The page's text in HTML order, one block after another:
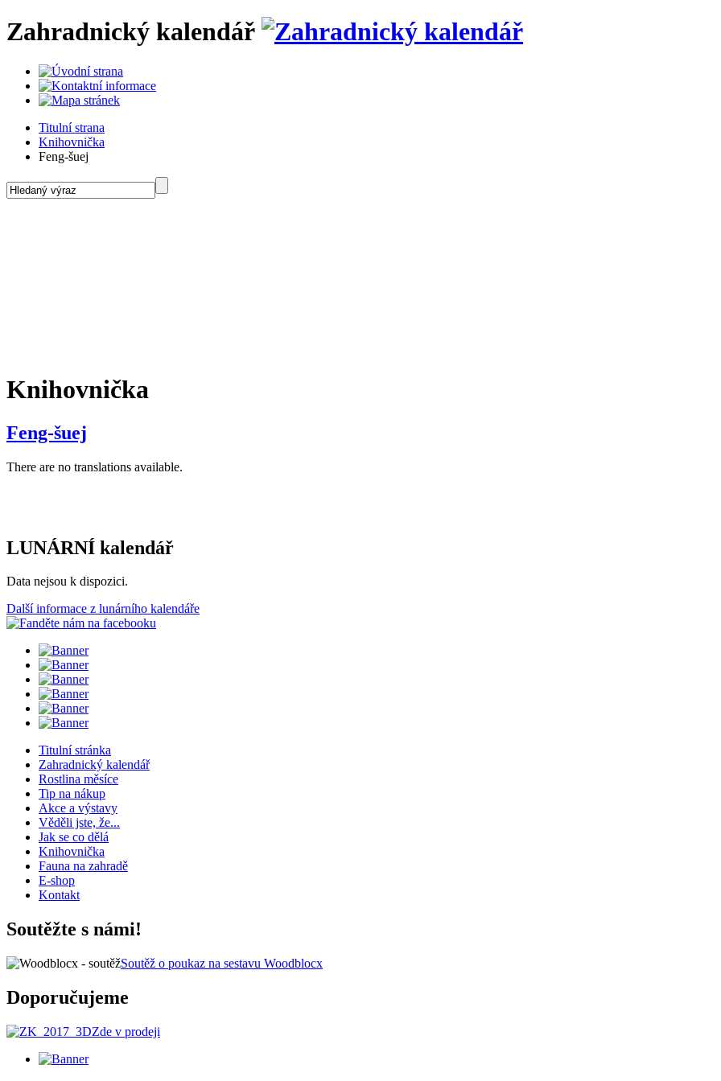
Zahradnický kalendář
Titulní strana
Knihovnička
Feng-šuej
Knihovnička
Feng-šuej
There are no translations available.
LUNÁRNÍ kalendář
Data nejsou k dispozici.
Další informace z lunárního kalendáře
Titulní stránka
Zahradnický kalendář
Rostlina měsíce
Tip na nákup
Akce a výstavy
Věděli jste, že...
Jak se co dělá
Knihovnička
Fauna na zahradě
E-shop
Kontakt
Soutěžte s námi!
Soutěž o poukaz na sestavu Woodblocx
Doporučujeme
Zde v prodeji